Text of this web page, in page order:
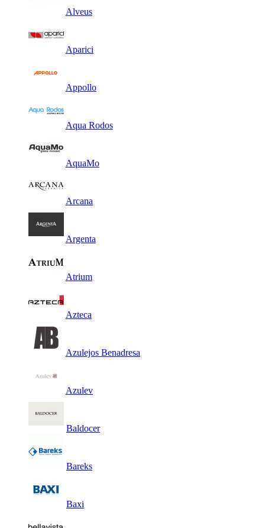
Alveus
Aparici
Appollo
Aqua Rodos
AquaMo
Arcana
Argenta
Atrium
Azteca
Azulejos Benadresa
Azulev
Baldocer
Bareks
Baxi